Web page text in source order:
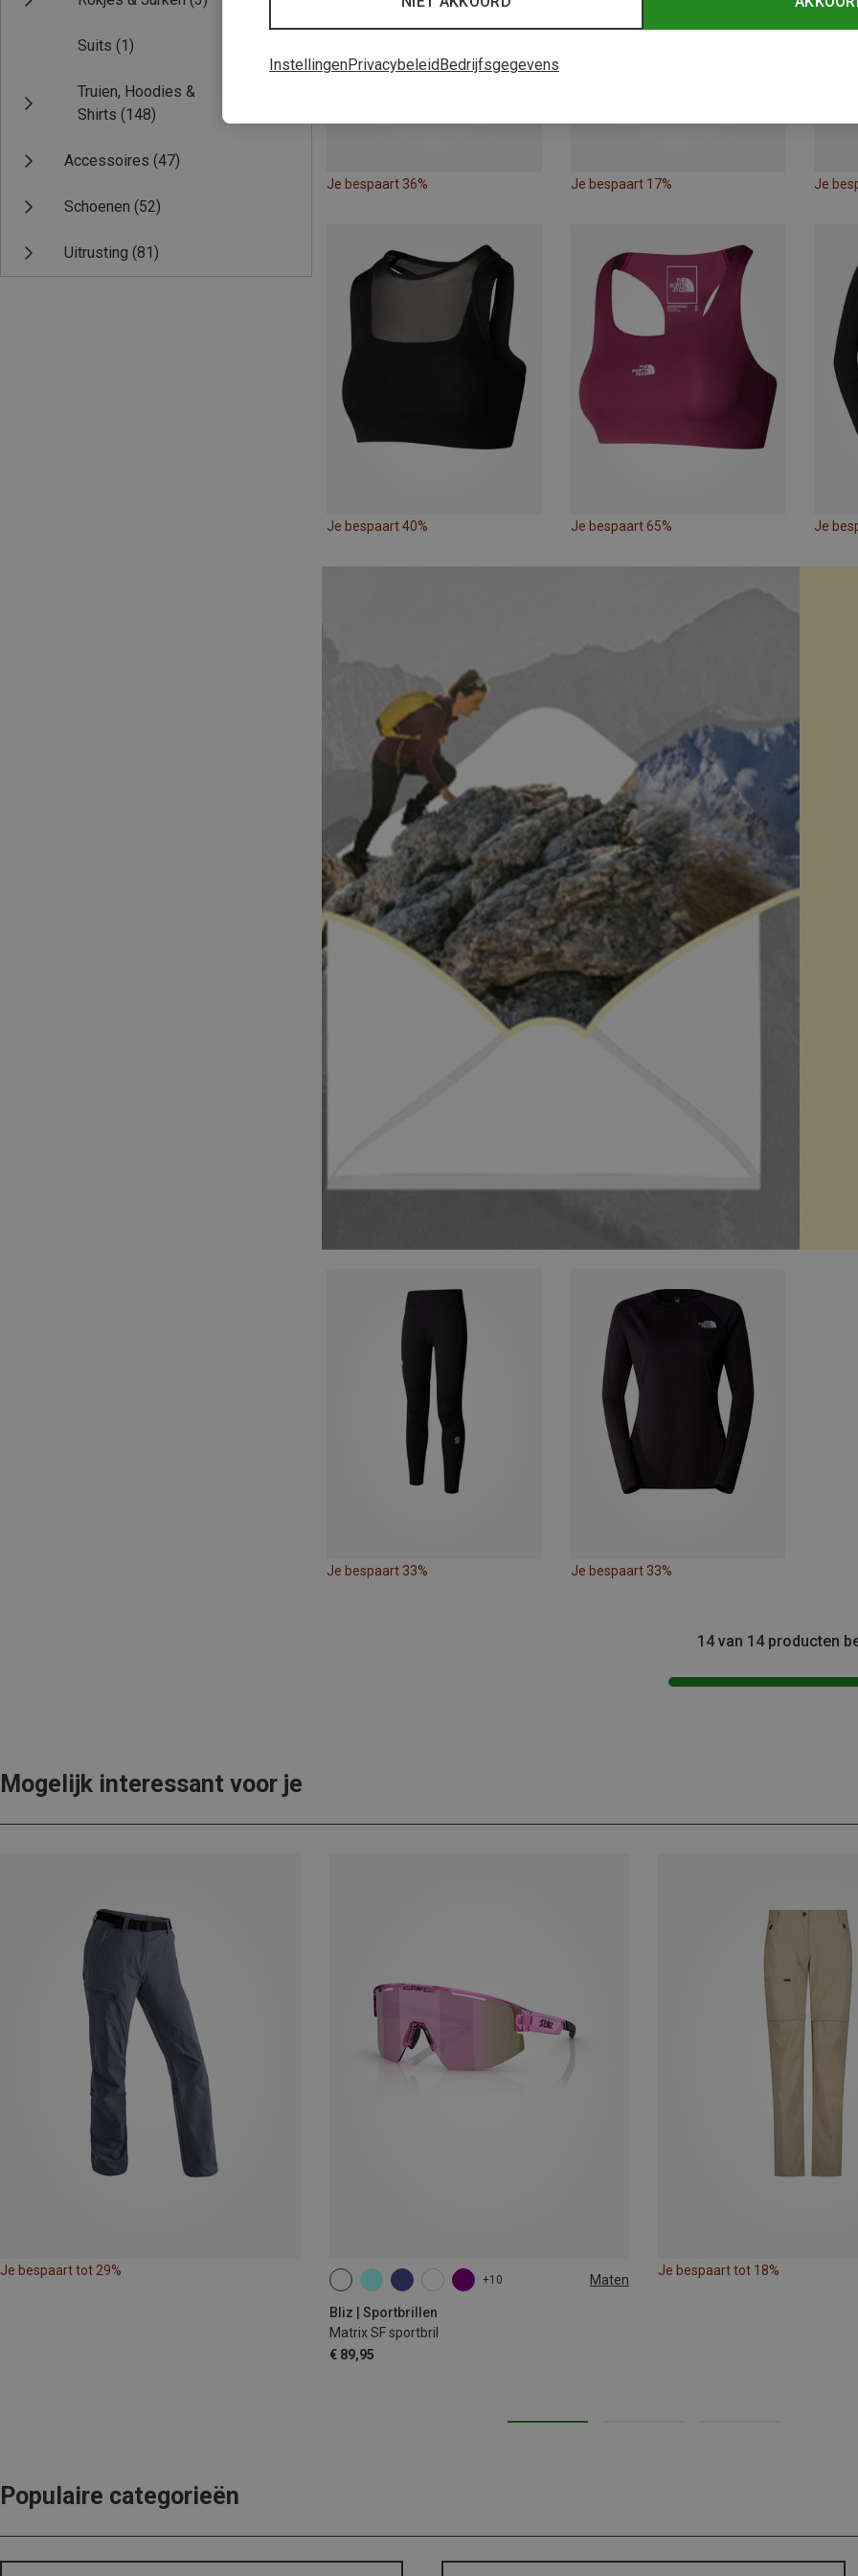
Suits (1)
Truien, Hoodies &
Shirts (148)
Accessoires (47)
Schoenen (52)
Uitrusting (81)
Je bespaart 36% Je bespaart 17% Je
Je bespaart 40% Je bespaart 65% Je
Je bespaart 33% Je bespaart 33%
14 van 14 producten
Mogelijk interessant voor je
Je bespaart tot 29%
+10 Maten
Bliz | Sportbrillen
Matrix SF sportbril
€ 89,95
ONE SIZE
Je bespaart tot 18%
Populaire categorieën
InstellingenPrivacybeleidBedrijfsgegevens